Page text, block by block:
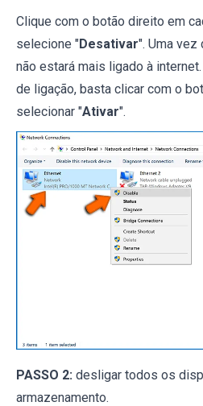
Clique com o botão direito em
selecione "Desativar". Uma
não estará mais ligado à
de ligação, basta clicar com o
selecionar "Ativar".
PASSO 2: desligar todos os
armazenamento.